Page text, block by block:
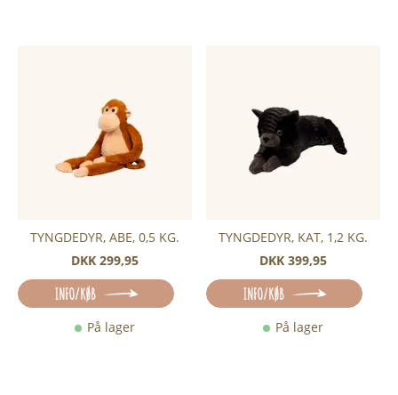
TYNGDEDYR, ABE, 0,5 KG.
DKK 299,95
INFO/KØB
På lager
TYNGDEDYR, KAT, 1,2 KG.
DKK 399,95
INFO/KØB
På lager